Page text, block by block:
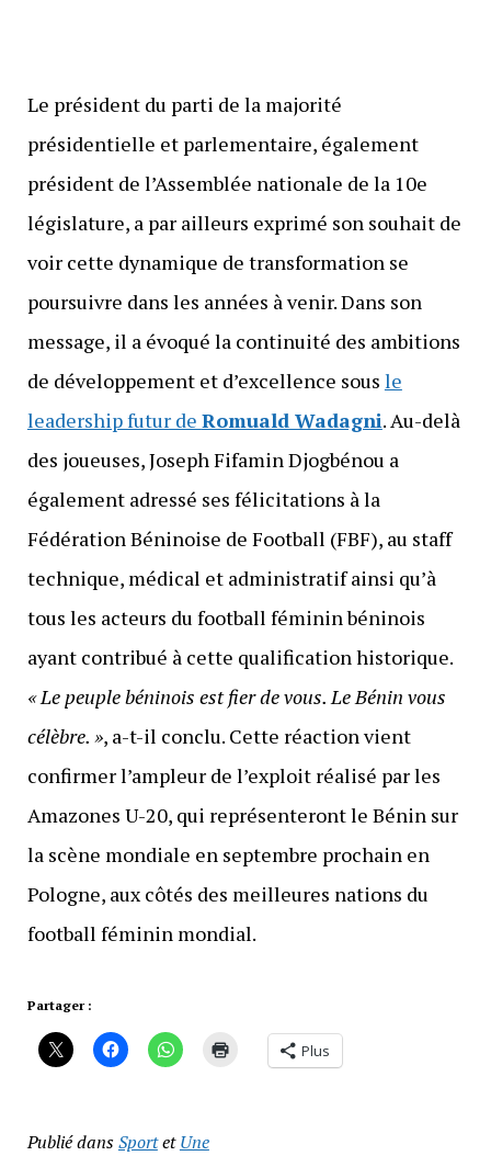
Le président du parti de la majorité
présidentielle et parlementaire, également
président de l’Assemblée nationale de la 10e
législature, a par ailleurs exprimé son souhait de
voir cette dynamique de transformation se
poursuivre dans les années à venir. Dans son
message, il a évoqué la continuité des ambitions
de développement et d’excellence sous le
leadership futur de Romuald Wadagni. Au-delà
des joueuses, Joseph Fifamin Djogbénou a
également adressé ses félicitations à la
Fédération Béninoise de Football (FBF), au staff
technique, médical et administratif ainsi qu’à
tous les acteurs du football féminin béninois
ayant contribué à cette qualification historique.
« Le peuple béninois est fier de vous. Le Bénin vous
célèbre. », a-t-il conclu. Cette réaction vient
confirmer l’ampleur de l’exploit réalisé par les
Amazones U-20, qui représenteront le Bénin sur
la scène mondiale en septembre prochain en
Pologne, aux côtés des meilleures nations du
football féminin mondial.
Partager :
Plus
Publié dansSportetUne